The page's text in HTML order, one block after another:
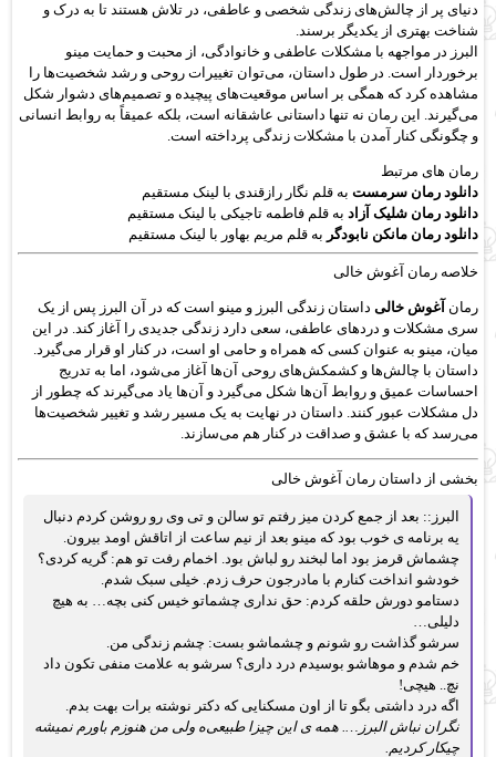
دنیای پر از چالش‌های زندگی شخصی و عاطفی، در تلاش هستند تا به درک و
شناخت بهتری از یکدیگر برسند.
البرز در مواجهه با مشکلات عاطفی و خانوادگی، از محبت و حمایت مینو
برخوردار است. در طول داستان، می‌توان تغییرات روحی و رشد شخصیت‌ها را
مشاهده کرد که همگی بر اساس موقعیت‌های پیچیده و تصمیم‌های دشوار شکل
می‌گیرند. این رمان نه تنها داستانی عاشقانه است، بلکه عمیقاً به روابط انسانی
و چگونگی کنار آمدن با مشکلات زندگی پرداخته است.
رمان های مرتبط
دانلود رمان سرمستبه قلم نگار رازقندی با لینک مستقیم
دانلود رمان شلیک آزادبه قلم فاطمه تاجیکی با لینک مستقیم
دانلود رمان مانکن نابودگر به قلم مریم بهاور با لینک مستقیم
خلاصه رمان آغوش خالی
رمان آغوش خالیداستان زندگی البرز و مینو است که در آن البرز پس از یک
سری مشکلات و دردهای عاطفی، سعی دارد زندگی جدیدی را آغاز کند. در این
میان، مینو به عنوان کسی که همراه و حامی او است، در کنار او قرار می‌گیرد.
داستان با چالش‌ها و کشمکش‌های روحی آن‌ها آغاز می‌شود، اما به تدریج
احساسات عمیق و روابط آن‌ها شکل می‌گیرد و آن‌ها یاد می‌گیرند که چطور از
دل مشکلات عبور کنند. داستان در نهایت به یک مسیر رشد و تغییر شخصیت‌ها
می‌رسد که با عشق و صداقت در کنار هم می‌سازند.
بخشی از داستان رمان آغوش خالی
البرز:: بعد از جمع کردن میز رفتم تو سالن و تی وی رو روشن کردم دنبال
یه برنامه ی خوب بود که مینو بعد از نیم ساعت از اتاقش اومد بیرون.
چشماش قرمز بود اما لبخند رو لباش بود. اخمام رفت تو هم: گریه کردی؟
خودشو انداخت کنارم با مادرجون حرف زدم. خیلی سبک شدم.
دستامو دورش حلقه کردم: حق نداری چشماتو خیس کنی بچه… به هیچ
دلیلی…
سرشو گذاشت رو شونم و چشماشو بست: چشم زندگی من.
خم شدم و موهاشو بوسیدم درد داری؟ سرشو به علامت منفی تکون داد
نچ.. هیچی!
اگه درد داشتی بگو تا از اون مسکنایی که دکتر نوشته برات بهت بدم.
نگران نباش البرز…. همه ی این چیزا طبیعی‌ه ولی من هنوزم باورم نمیشه
چیکار کردیم.